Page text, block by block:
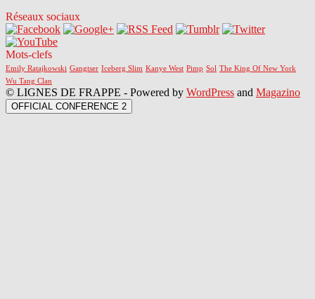
Réseaux sociaux
Mots-clefs
Emily Ratajkowski Gangtser Iceberg Slim Kanye West Pimp Sol The King Of New York
Wu Tang Clan
© LIGNES DE FRAPPE - Powered by WordPress and Magazino
OFFICIAL CONFERENCE 2